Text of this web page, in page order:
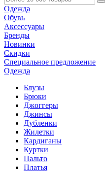
Одежда
Обувь
Аксессуары
Бренды
Новинки
Скидки
Специальное предложение
Одежда
Блузы
Брюки
Джоггеры
Джинсы
Дубленки
Жилетки
Кардиганы
Куртки
Пальто
Платья